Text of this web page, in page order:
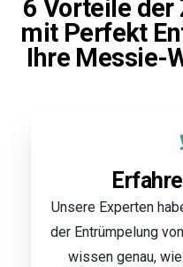
6 Vorteile
mit Perfekt
Ihre Messie-
Unsere Experten
der Entrümpelung
wissen genau,